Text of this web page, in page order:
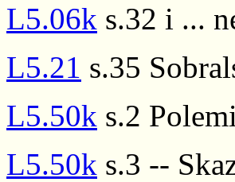
L5.06k s.32 i ...
L5.21 s.35
L5.50k s.2
L5.50k s.3 --